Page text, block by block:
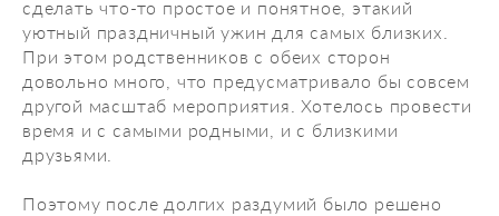
сделать что-то простое и понятное, этакий
уютный праздничный ужин для самых близких.
При этом родственников с обеих сторон
довольно много, что предусматривало бы совсем
другой масштаб мероприятия. Хотелось провести
время и с самыми родными, и с близкими
друзьями.
Поэтому после долгих раздумий было решено